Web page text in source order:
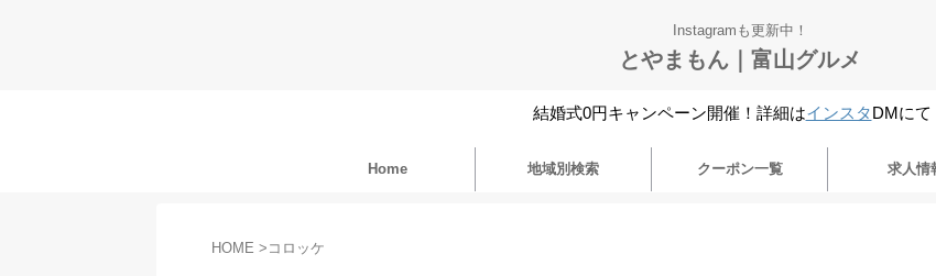
Instagramも更新中！
とやまもん｜富山グルメ
結婚式0円キャンペーン開催！詳細はインスタDMにて
Home 地域別検索 クーポン一覧 求人情
HOME > コロッケ